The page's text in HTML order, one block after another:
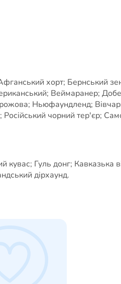
хорт; Бернський
Веймаранер;
Ньюфаундленд;
чорний тер'єр;
Гуль донг; Кавказька
дірхаунд.